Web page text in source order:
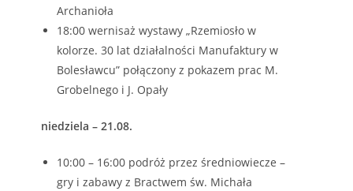
Archanioła
18:00 wernisaż wystawy „Rzemiosło w
kolorze. 30 lat działalności Manufaktury w
Bolesławcu” połączony z pokazem prac M.
Grobelnego i J. Opały
niedziela – 21.08.
10:00 – 16:00 podróż przez średniowiecze –
gry i zabawy z Bractwem św. Michała